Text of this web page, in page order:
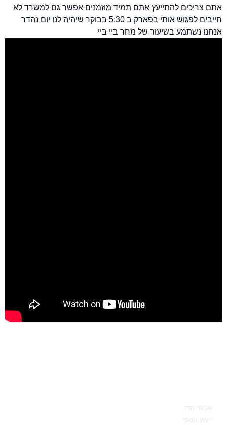
אתם צריכים להתייעץ אתם תמיד מוזמנים אפשר גם למשרד לא
חייבים לפגוש אותי בפארק ב 5:30 בבוקר שיהיה לנו יום נהדר
אנחנו נשתמע בשיעור של מחר ביי ביי
אלעד הדר
ייעוץ עסקי